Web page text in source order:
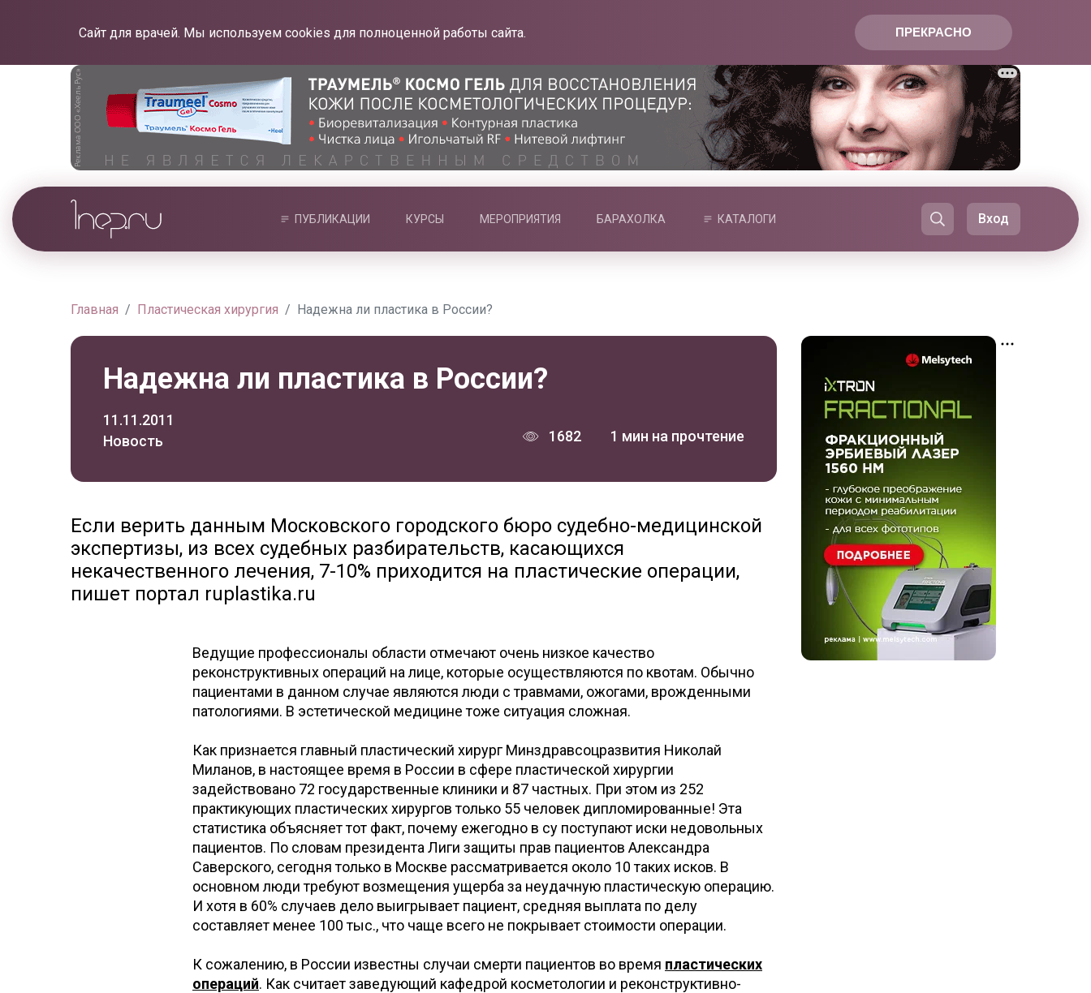
ПРЕКРАСНО
Сайт для врачей. Мы используем cookies для полноценной работы сайта.
ПУБЛИКАЦИИ КУРСЫ МЕРОПРИЯТИЯ БАРАХОЛКА КАТАЛОГИ Вход
Главная Пластическая хирургия Надежна ли пластика в России?
Надежна ли пластика в России?
11.11.2011
Новость
1682 1 мин на прочтение
Если верить данным Московского городского бюро судебно-медицинской
экспертизы, из всех судебных разбирательств, касающихся
некачественного лечения, 7-10% приходится на пластические операции,
пишет портал ruplastika.ru
Ведущие профессионалы области отмечают очень низкое качество
реконструктивных операций на лице, которые осуществляются по квотам. Обычно
пациентами в данном случае являются люди с травмами, ожогами, врожденными
патологиями. В эстетической медицине тоже ситуация сложная.
Как признается главный пластический хирург Минздравсоцразвития Николай
Миланов, в настоящее время в России в сфере пластической хирургии
задействовано 72 государственные клиники и 87 частных. При этом из 252
практикующих пластических хирургов только 55 человек дипломированные! Эта
статистика объясняет тот факт, почему ежегодно в су поступают иски недовольных
пациентов. По словам президента Лиги защиты прав пациентов Александра
Саверского, сегодня только в Москве рассматривается около 10 таких исков. В
основном люди требуют возмещения ущерба за неудачную пластическую операцию.
И хотя в 60% случаев дело выигрывает пациент, средняя выплата по делу
составляет менее 100 тыс., что чаще всего не покрывает стоимости операции.
К сожалению, в России известны случаи смерти пациентов во время пластических
операций. Как считает заведующий кафедрой косметологии и реконструктивно-